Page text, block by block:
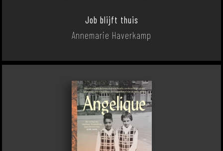
Job blijft thuis
Annemarie Haverkamp